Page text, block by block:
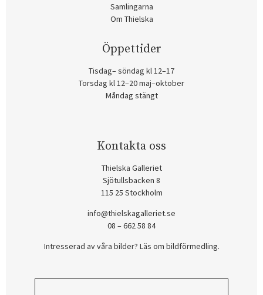
Samlingarna
Om Thielska
Öppettider
Tisdag– söndag kl 12–17
Torsdag kl 12–20 maj–oktober
Måndag stängt
Kontakta oss
Thielska Galleriet
Sjötullsbacken 8
115 25 Stockholm
info@thielskagalleriet.se
08 – 662 58 84
Intresserad av våra bilder? Läs om bildförmedling.